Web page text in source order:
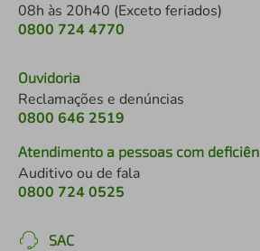
08h às 20h40 (Exceto feriados)
0800 724 4770
Ouvidoria
Reclamações e denúncias
0800 646 2519
Atendimento a pessoas com
Auditivo ou de fala
0800 724 0525
SAC